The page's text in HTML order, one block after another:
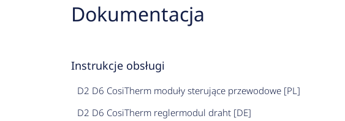
Dokumentacja
Instrukcje obsługi
D2 D6 CosiTherm moduły sterujące przewodowe [PL]
D2 D6 CosiTherm reglermodul draht [DE]